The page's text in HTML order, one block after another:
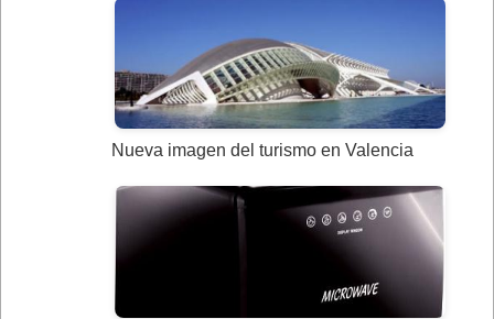
Nueva imagen del turismo en Valencia